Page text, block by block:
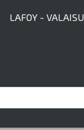
LAFOY - VALAISU